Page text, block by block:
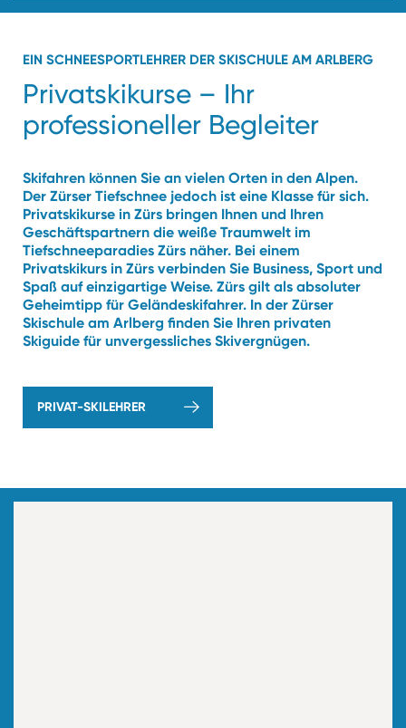
EIN SCHNEESPORTLEHRER DER SKISCHULE AM ARLBERG
Privatskikurse – Ihr
professioneller Begleiter
Skifahren können Sie an vielen Orten in den Alpen.
Der Zürser Tiefschnee jedoch ist eine Klasse für sich.
Privatskikurse in Zürs bringen Ihnen und Ihren
Geschäftspartnern die weiße Traumwelt im
Tiefschneeparadies Zürs näher. Bei einem
Privatskikurs in Zürs verbinden Sie Business, Sport und
Spaß auf einzigartige Weise. Zürs gilt als absoluter
Geheimtipp für Geländeskifahrer. In der Zürser
Skischule am Arlberg finden Sie Ihren privaten
Skiguide für unvergessliches Skivergnügen.
PRIVAT-SKILEHRER